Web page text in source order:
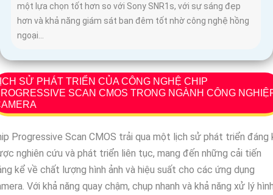
một lựa chọn tốt hơn so với Sony SNR1s, với sự sáng đẹp
hơn và khả năng giám sát ban đêm tốt nhờ công nghệ hồng
ngoại...
SỬ PHÁT TRIỂN CỦA CÔNG NGHỆ CHIP
SCAN CMOS TRONG NGÀNH CÔNG
Progressive Scan CMOS trải qua một lịch sử phát triển đáng
nghiên cứu và phát triển liên tục, mang đến những cải tiến
kể về chất lượng hình ảnh và hiệu suất cho các ứng dụng
Với khả năng quay chậm, chụp nhanh và khả năng xử lý